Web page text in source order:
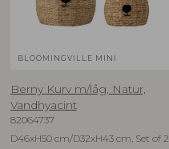
BLOOMINGVILLE MINI
Berny Kurv m/låg, Natur,
Vandhyacint
82064737
D46xH50 cm/D32xH43 cm, Set of 2